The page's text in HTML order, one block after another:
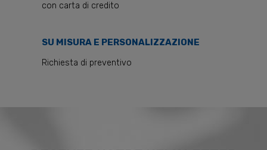
con carta di credito
SU MISURA E PERSONALIZZAZIONE
Richiesta di preventivo